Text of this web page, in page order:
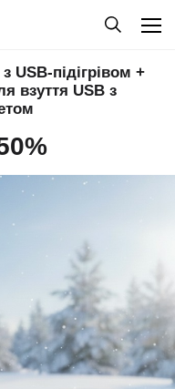
USB-підігрівом +
взуття USB з